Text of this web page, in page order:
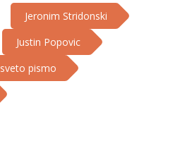
Jeronim Stridonski
Justin Popovic
sveto pismo